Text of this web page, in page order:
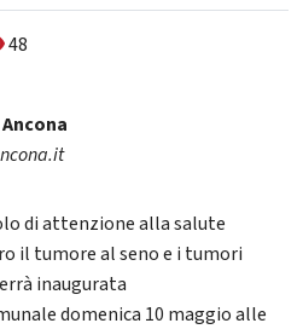
48
di attenzione alla salute
il tumore al seno e i tumori
inaugurata
domenica 10 maggio alle